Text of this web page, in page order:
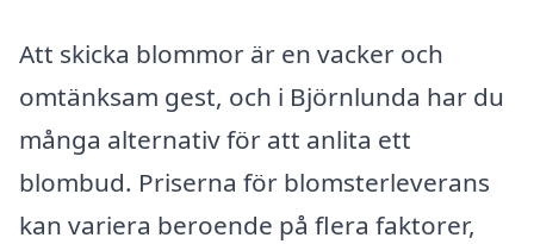
Att skicka blommor är en vacker och
omtänksam gest, och i Björnlunda har du
många alternativ för att anlita ett
blombud. Priserna för blomsterleverans
kan variera beroende på flera faktorer,